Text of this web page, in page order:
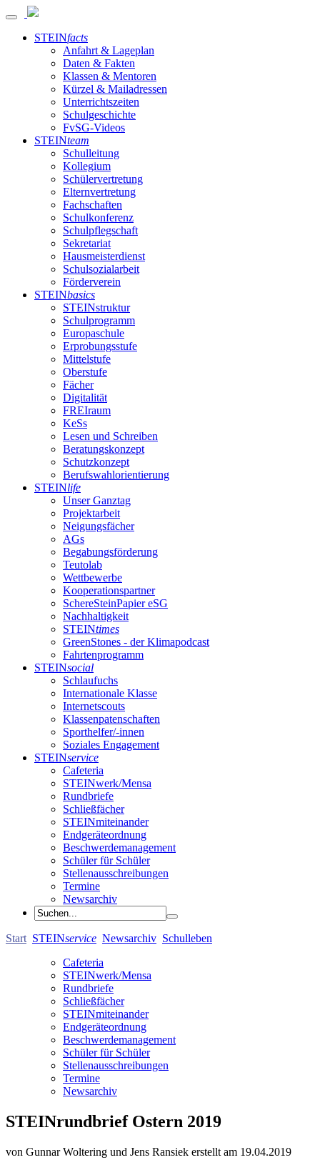
STEINfacts
Anfahrt & Lageplan
Daten & Fakten
Klassen & Mentoren
Kürzel & Mailadressen
Unterrichtszeiten
Schulgeschichte
FvSG-Videos
STEINteam
Schulleitung
Kollegium
Schülervertretung
Elternvertretung
Fachschaften
Schulkonferenz
Schulpflegschaft
Sekretariat
Hausmeisterdienst
Schulsozialarbeit
Förderverein
STEINbasics
STEINstruktur
Schulprogramm
Europaschule
Erprobungsstufe
Mittelstufe
Oberstufe
Fächer
Digitalität
FREIraum
KeSs
Lesen und Schreiben
Beratungskonzept
Schutzkonzept
Berufswahlorientierung
STEINlife
Unser Ganztag
Projektarbeit
Neigungsfächer
AGs
Begabungsförderung
Teutolab
Wettbewerbe
Kooperationspartner
SchereSteinPapier eSG
Nachhaltigkeit
STEINtimes
GreenStones - der Klimapodcast
Fahrtenprogramm
STEINsocial
Schlaufuchs
Internationale Klasse
Internetscouts
Klassenpatenschaften
Sporthelfer/-innen
Soziales Engagement
STEINservice
Cafeteria
STEINwerk/Mensa
Rundbriefe
Schließfächer
STEINmiteinander
Endgeräteordnung
Beschwerdemanagement
Schüler für Schüler
Stellenausschreibungen
Termine
Newsarchiv
Start STEINservice Newsarchiv Schulleben
Cafeteria
STEINwerk/Mensa
Rundbriefe
Schließfächer
STEINmiteinander
Endgeräteordnung
Beschwerdemanagement
Schüler für Schüler
Stellenausschreibungen
Termine
Newsarchiv
STEINrundbrief Ostern 2019
von Gunnar Woltering und Jens Ransiek erstellt am 19.04.2019